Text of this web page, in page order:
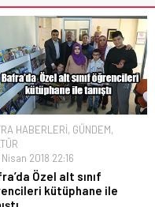
HABERLERİ, GÜNDEM,
Nisan 2018 22:16
Özel alt sınıf
kütüphane ile